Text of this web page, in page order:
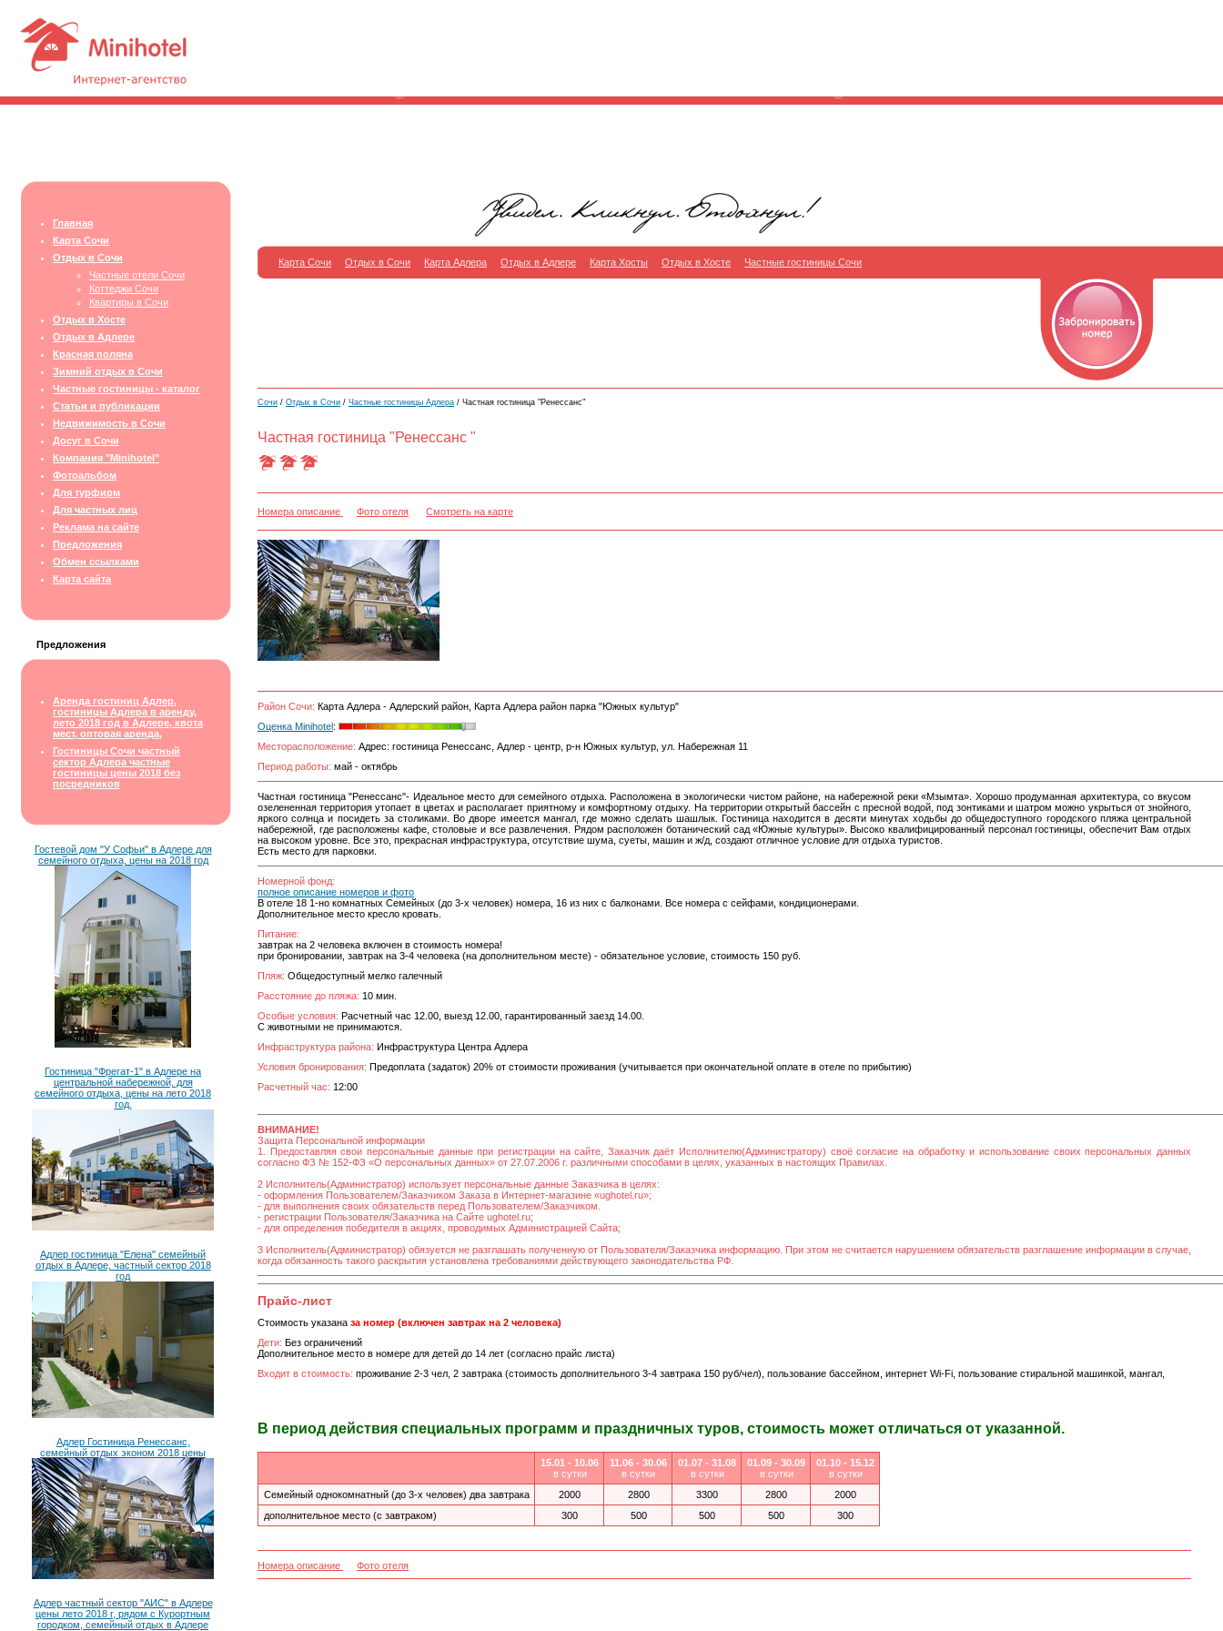
Главная
Карта Сочи
Отдых в Сочи
Частные отели Сочи
Коттеджи Сочи
Квартиры в Сочи
Отдых в Хосте
Отдых в Адлере
Красная поляна
Зимний отдых в Сочи
Частные гостиницы - каталог
Статьи и публикации
Недвижимость в Сочи
Досуг в Сочи
Компания "Minihotel"
Фотоальбом
Для турфирм
Для частных лиц
Реклама на сайте
Предложения
Обмен ссылками
Карта сайта
Предложения
Аренда гостиниц Адлер,
гостиницы Адлера в аренду,
лето 2018 год в Адлере, квота
мест, оптовая аренда,
Гостиницы Сочи частный
сектор Адлера частные
гостиницы цены 2018 без
посредников
Гостевой дом "У Софьи" в Адлере для
семейного отдыха, цены на 2018 год
Гостиница "Фрегат-1" в Адлере на
центральной набережной, для
семейного отдыха, цены на лето 2018
год.
Адлер гостиница "Елена" семейный
отдых в Адлере, частный сектор 2018
год
Адлер Гостиница Ренессанс,
семейный отдых эконом 2018 цены
Адлер частный сектор "АИС" в Адлере
цены лето 2018 г, рядом с Курортным
городком, семейный отдых в Адлере
Карта Сочи Отдых в Сочи Карта Адлера Отдых в Адлере Карта Хосты Отдых в Хосте Частные гостиницы Сочи
Сочи / Отдых в Сочи / Частные гостиницы Адлера / Частная гостиница "Ренессанс"
Частная гостиница "Ренессанс "
Номера описание Фото отеля Смотреть на карте
Район Сочи: Карта Адлера - Адлерский район, Карта Адлера район парка "Южных культур"
Оценка Minihotel:
Месторасположение: Адрес: гостиница Ренессанс, Адлер - центр, р-н Южных культур, ул. Набережная 11
Период работы: май - октябрь
Частная гостиница "Ренессанс"- Идеальное место для семейного отдыха. Расположена в экологически чистом районе, на набережной реки «Мзымта». Хорошо продуманная архитектура, со вкусом
озелененная территория утопает в цветах и располагает приятному и комфортному отдыху. На территории открытый бассейн с пресной водой, под зонтиками и шатром можно укрыться от знойного,
яркого солнца и посидеть за столиками. Во дворе имеется мангал, где можно сделать шашлык. Гостиница находится в десяти минутах ходьбы до общедоступного городского пляжа центральной
набережной, где расположены кафе, столовые и все развлечения. Рядом расположен ботанический сад «Южные культуры». Высоко квалифицированный персонал гостиницы, обеспечит Вам отдых
на высоком уровне. Все это, прекрасная инфраструктура, отсутствие шума, суеты, машин и ж/д, создают отличное условие для отдыха туристов.
Есть место для парковки.
Номерной фонд:
полное описание номеров и фото
В отеле 18 1-но комнатных Семейных (до 3-х человек) номера, 16 из них с балконами. Все номера с сейфами, кондиционерами.
Дополнительное место кресло кровать.
Питание:
завтрак на 2 человека включен в стоимость номера!
при бронировании, завтрак на 3-4 человека (на дополнительном месте) - обязательное условие, стоимость 150 руб.
Пляж: Общедоступный мелко галечный
Расстояние до пляжа: 10 мин.
Особые условия: Расчетный час 12.00, выезд 12.00, гарантированный заезд 14.00.
С животными не принимаются.
Инфраструктура района: Инфраструктура Центра Адлера
Условия бронирования: Предоплата (задаток) 20% от стоимости проживания (учитывается при окончательной оплате в отеле по прибытию)
Расчетный час: 12:00
ВНИМАНИЕ!
Защита Персональной информации
1. Предоставляя свои персональные данные при регистрации на сайте, Заказчик даёт Исполнителю(Администратору) своё согласие на обработку и использование своих персональных данных
согласно ФЗ № 152-ФЗ «О персональных данных» от 27.07.2006 г. различными способами в целях, указанных в настоящих Правилах.
2 Исполнитель(Администратор) использует персональные данные Заказчика в целях:
- оформления Пользователем/Заказчиком Заказа в Интернет-магазине «ughotel.ru»;
- для выполнения своих обязательств перед Пользователем/Заказчиком.
- регистрации Пользователя/Заказчика на Сайте ughotel.ru;
- для определения победителя в акциях, проводимых Администрацией Сайта;
3 Исполнитель(Администратор) обязуется не разглашать полученную от Пользователя/Заказчика информацию. При этом не считается нарушением обязательств разглашение информации в случае,
когда обязанность такого раскрытия установлена требованиями действующего законодательства РФ.
Прайс-лист
Стоимость указана за номер (включен завтрак на 2 человека)
Дети: Без ограничений
Дополнительное место в номере для детей до 14 лет (согласно прайс листа)
Входит в стоимость: проживание 2-3 чел, 2 завтрака (стоимость дополнительного 3-4 завтрака 150 руб/чел), пользование бассейном, интернет Wi-Fi, пользование стиральной машинкой, мангал,
В период действия специальных программ и праздничных туров, стоимость может отличаться от указанной.
15.01 - 10.06
в сутки
11.06 - 30.06
в сутки
01.07 - 31.08
в сутки
01.09 - 30.09
в сутки
01.10 - 15.12
в сутки
Семейный однокомнатный (до 3-х человек) два завтрака
2000 2800 3300 2800
2000
дополнительное место (с завтраком)
300 500 500 500 300
Номера описание Фото отеля